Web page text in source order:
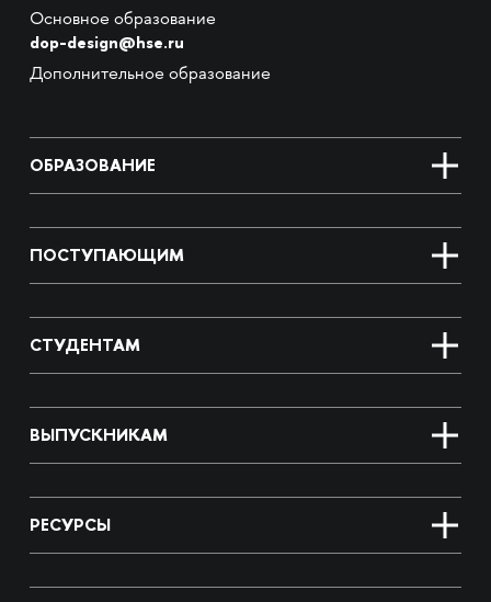
Основное образование
dop-design@hse.ru
Дополнительное образование
ОБРАЗОВАНИЕ
ПОСТУПАЮЩИМ
СТУДЕНТАМ
ВЫПУСКНИКАМ
РЕСУРСЫ